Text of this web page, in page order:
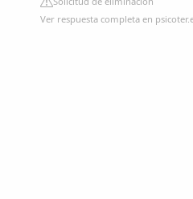
Ver respuesta completa en